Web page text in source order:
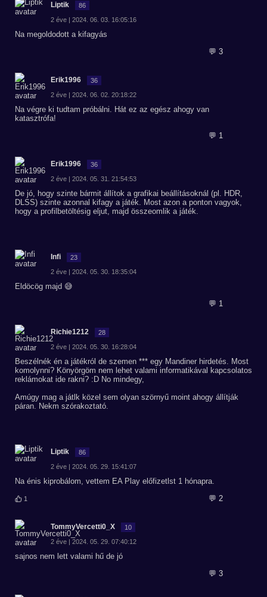
Liptik 86
2 éve | 2024. 06. 03. 16:05:16
Na megoldodott a kifagyás
💬 3
Erik1996 36
2 éve | 2024. 06. 02. 20:18:22
Na végre ki tudtam próbálni. Hát ez az egész ahogy van
katasztrófa!
💬 1
Erik1996 36
2 éve | 2024. 05. 31. 21:54:53
De jó, hogy szinte bármit állítok a grafikai beállításoknál (pl. HDR,
DLSS) szinte azonnal kifagy a játék. Most azon a ponton vagyok,
hogy a profilbetöltésig eljut, majd összeomlik a játék.
Infi 23
2 éve | 2024. 05. 30. 18:35:04
Eldöcög majd 😅
💬 1
Richie1212 28
2 éve | 2024. 05. 30. 16:28:04
Beszélnék én a játékról de szemen *** egy Mandiner hirdetés. Most
komolynni? Könyörgöm nem lehet valami informatikával kapcsolatos
reklámokat ide rakni? :D No mindegy,
Amúgy mag a játlk közel sem olyan szörnyű moint ahogy állítják
páran. Nekm szórakoztató.
Liptik 86
2 éve | 2024. 05. 29. 15:41:07
Na énis kiprobálom, vettem EA Play előfizetlst 1 hónapra.
1 💬 2
TommyVercetti0_X 10
2 éve | 2024. 05. 29. 07:40:12
sajnos nem lett valami hű de jó
💬 3